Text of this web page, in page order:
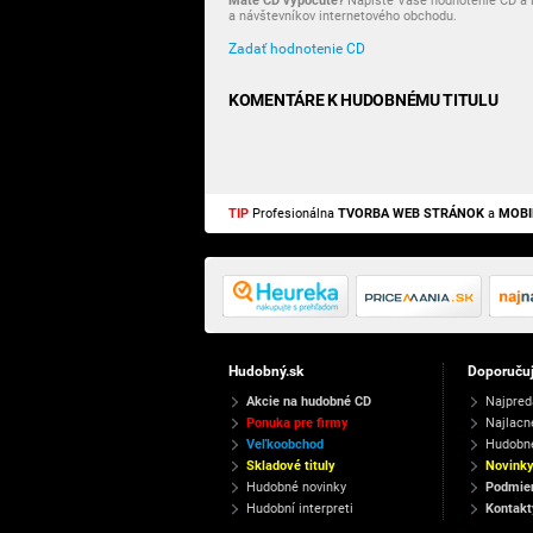
a návštevníkov internetového obchodu.
Zadať hodnotenie CD
KOMENTÁRE K HUDOBNÉMU TITULU
TIP Profesionálna TVORBA WEB STRÁNOK a
Hudobný.sk
Akcie na hudobné CD
Ponuka pre firmy
Veľkoobchod
Skladové tituly
Hudobné novinky
Hudobní interpreti